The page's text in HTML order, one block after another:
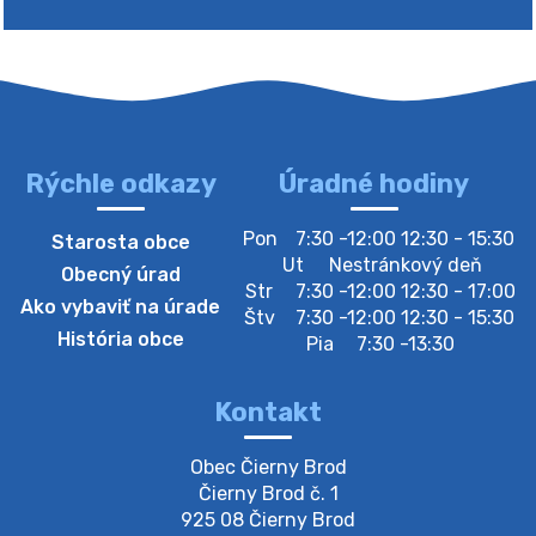
4. augusta 2026 10:05
Zberný dvor-Gyűjtőudvar
Oznamujeme obyvateľom, že v stredu 05. augusta
bude zberný dvor zatvorený. Értesítjük a lakosokat,
hogy szerdán augusztus 05-én a gyűjtőudvar zárva
lesz https://ciernybrod.sk?p=214…
Zber separovaného odpadu plastu-
Szeparált műanya…
Oznamujeme obyvateľom, že v stredu 05. augusta
Rýchle odkazy
Starosta obce
Obecný úrad
Ako vybaviť na úrade
História obce
Úradné hodiny
Pon
7:30 -12:00 12:30 - 15:30
Ut
Nestránkový deň
Str
7:30 -12:00 12:30 - 17:00
Štv
7:30 -12:00 12:30 - 15:30
Pia
7:30 -13:30
Kontakt
Obec Čierny Brod
Čierny Brod č. 1
925 08 Čierny Brod